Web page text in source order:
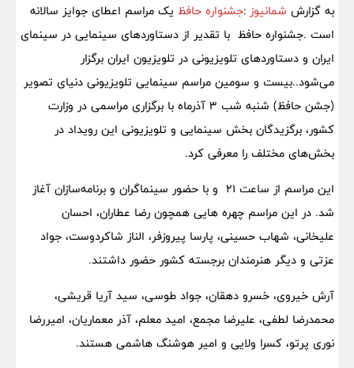
به گزارش شمانیوز :جشنواره حافظ یک مراسم اعطای جوایز سالانه
است .جشنواره حافظ با تقدیر از دستاوردهای سینمایی در سینمای
ایران و دستاوردهای تلویزیونی در تلویزیون ایران برگزار
می‌شود..بیست و سومین مراسم سینمایی تلویزیونی دنیای تصویر
(جشن حافظ) شنبه شب ۳ آذرماه با برگزاری مراسمی در وزارت
کشور، برگزیدگان بخش سینمایی و تلویزیونی این رویداد در
بخش‌های مختلف را معرفی کرد.
این مراسم از ساعت ۲۱ و با حضور سینماگران و برنامه‌سازان آغاز
شد. در این مراسم چهره هایی همچون رضا عطاران، احسان
علیخانی، شهاب حسینی، پارسا پیروزفر، الناز شاکردوست، جواد
عزتی و دیگر هنرمندان برجسته کشور حضور داشتند.
آرش خیروی، خسرو دهقان، جواد طوسی، سید آریا قریشی،
محمدرضا لطفی، علیرضا مجمع، امید معلم، آذر معماریان، امیررضا
نوری پرتو، کسرا ولایی و امیر هوشنگ هاشمی هستند.